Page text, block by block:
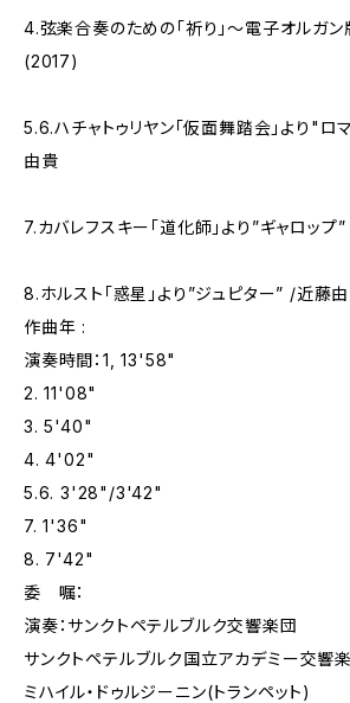
4.弦楽合奏のための「祈り」〜電子オルガ
(2017)
5.6.ハチャトゥリヤン「仮面舞踏会」より"
由貴
7.カバレフスキー「道化師」より”ギャロッ
8.ホルスト「惑星」より”ジュピター” /近藤
作曲年 :
演奏時間：1, 13'58"
2. 11'08"
3. 5'40"
4. 4'02"
5.6. 3'28"/3'42"
7. 1'36"
8. 7'42"
委 嘱：
演奏：サンクトペテルブルク交響楽団
サンクトペテルブルク国立アカデミー交響
ミハイル・ドゥルジーニン(トランペット)